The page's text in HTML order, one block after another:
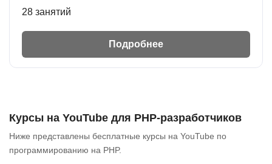
28 занятий
Подробнее
Курсы на YouTube для PHP-разработчиков
Ниже представлены бесплатные курсы на YouTube по
программированию на PHP.